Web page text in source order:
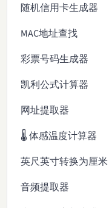
随机信用卡生成器
MAC地址查找
彩票号码生成器
凯利公式计算器
网址提取器
🌡️ 体感温度计算器
英尺英寸转换为厘米
音频提取器